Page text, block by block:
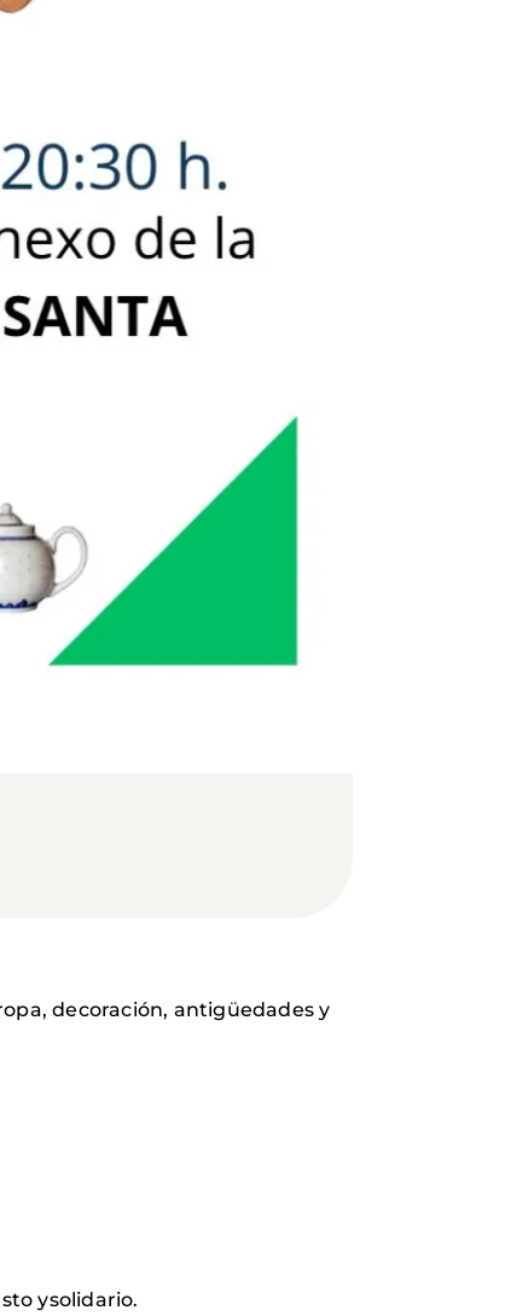
decoración, antigüedades y
ysolidario.